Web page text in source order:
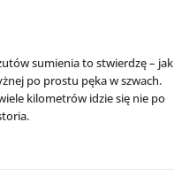
sumienia to stwierdzę – jak
po prostu pęka w szwach.
kilometrów idzie się nie po